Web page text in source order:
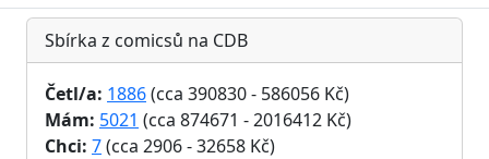
Sbírka z comicsů na CDB
Četl/a: 1886(cca 390830 - 586056 Kč)
Mám: 5021 (cca 874671 - 2016412 Kč)
Chci: 7(cca 2906 - 32658 Kč)